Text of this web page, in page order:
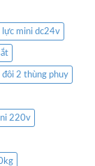
lực mini dc24v
đôi 2 thùng phuy
220v